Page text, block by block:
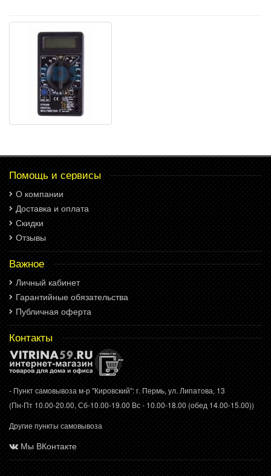
Помощь и сервисы
О компании
Доставка и оплата
Скидки
Отзывы
Важное
Личный кабинет
Гарантийные обязательства
Публичная оферта
Контакты
- Пункт самовывоза м-р "Кировский": г. Пермь, ул. Липатова, 13
(Пн-Пт 10.00-20.00, Сб-10.00-19.00 Вс - 10.00-18.00 (обед 14.00-15.00))
Другие пункты самовывоза
Мы ВКонтакте